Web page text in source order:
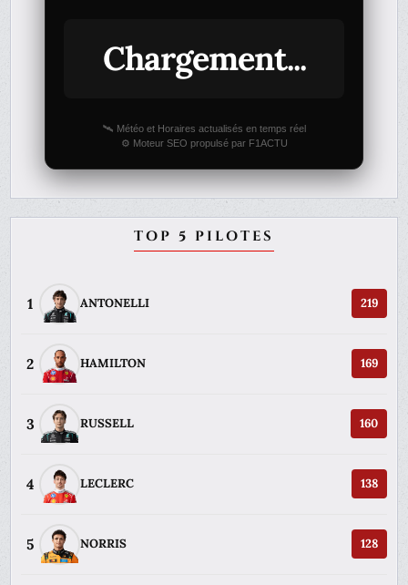
Chargement...
🛰️ Météo et Horaires actualisés en temps réel
⚙️ Moteur SEO propulsé par F1ACTU
TOP 5 PILOTES
1 ANTONELLI 219
2 HAMILTON 169
3 RUSSELL 160
4 LECLERC 138
5 NORRIS 128